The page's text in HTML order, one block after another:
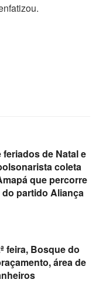
de Natal e
coleta
que percorre
do partido Aliança
feira, Bosque do
área de